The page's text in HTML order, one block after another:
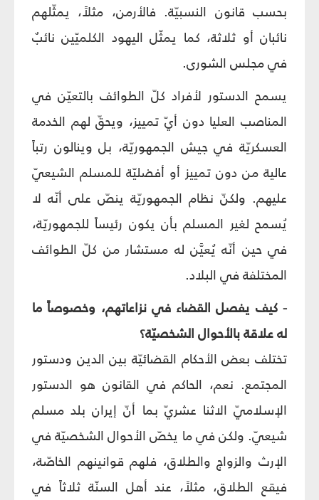
بحسب قانون النسبيّة. فالأرمن، مثلاً، يمثّلهم
نائبان أو ثلاثة، كما يمثّل اليهود الكلميّين نائبٌ
في مجلس الشورى.
يسمح الدستور لأفراد كلّ الطوائف بالتعيّن في
المناصب العليا دون أيّ تمييز، ويحقّ لهم الخدمة
العسكريّة في جيش الجمهوريّة، بل وينالون رتباً
عالية من دون تمييز أو أفضليّة للمسلم الشيعيّ
عليهم. ولكنّ نظام الجمهوريّة ينصّ على أنّه لا
يُسمح لغير المسلم بأن يكون رئيساً للجمهوريّة،
في حين أنّه يُعيَّن له مستشار من كلّ الطوائف
المختلفة في البلاد.
- كيف يفصل القضاء في نزاعاتهم، وخصوصاً ما
له علاقة بالأحوال الشخصيّة؟
تختلف بعض الأحكام القضائيّة بين الدين ودستور
المجتمع. نعم، الحاكم في القانون هو الدستور
الإسلاميّ الاثنا عشريّ بما أنّ إيران بلد مسلم
شيعيّ. ولكن في ما يخصّ الأحوال الشخصيّة في
الإرث والزواج والطلاق، فلهم قوانينهم الخاصّة،
فيقع الطلاق، مثلاً، عند أهل السنّة ثلاثاً في